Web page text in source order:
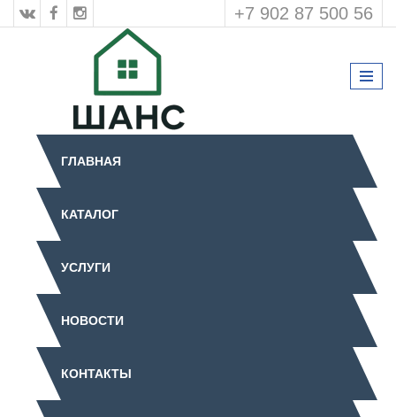
+7 902 87 500 56
ГЛАВНАЯ
КАТАЛОГ
УСЛУГИ
НОВОСТИ
КОНТАКТЫ